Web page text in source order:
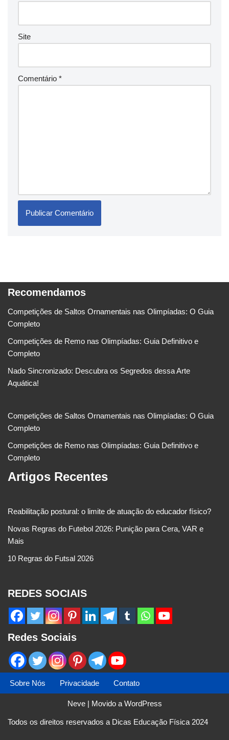
Site
Comentário *
Recomendamos
Competições de Saltos Ornamentais nas Olimpíadas: O Guia
Completo
Competições de Remo nas Olimpíadas: Guia Definitivo e
Completo
Nado Sincronizado: Descubra os Segredos dessa Arte
Aquática!
Competições de Saltos Ornamentais nas Olimpíadas: O Guia
Completo
Competições de Remo nas Olimpíadas: Guia Definitivo e
Completo
Artigos Recentes
Reabilitação postural: o limite de atuação do educador físico?
Novas Regras do Futebol 2026: Punição para Cera, VAR e
Mais
10 Regras do Futsal 2026
REDES SOCIAIS
Redes Sociais
Sobre Nós Privacidade Contato
Neve| Movido a WordPress
Todos os direitos reservados a Dicas Educação Física 2024